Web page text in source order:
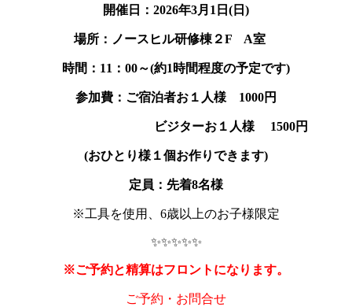
開催日：2026年3月1 日(日)
場所：ノースヒル研修棟２F A室
時間：11：00～(約1時間程度の予定です)
参加費：ご宿泊者お１人様 1000円
ビジターお１人様 1500円
(おひとり様１個お作りできます)
定員：先着8名様
※工具を使用、6歳以上のお子様限定
✨✨✨✨✨
※ご予約と精算はフロントになります。
ご予約・お問合せ